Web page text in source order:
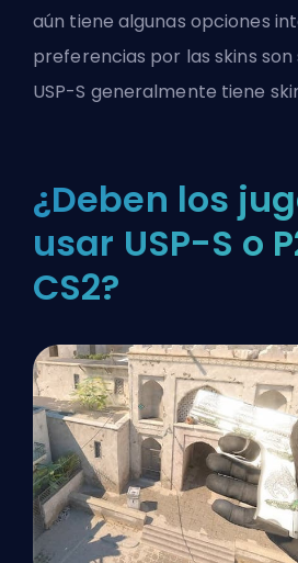
aún tiene algunas opciones
preferencias por las skins
USP-S generalmente tiene
¿Deben los
usar USP-S o
CS2?